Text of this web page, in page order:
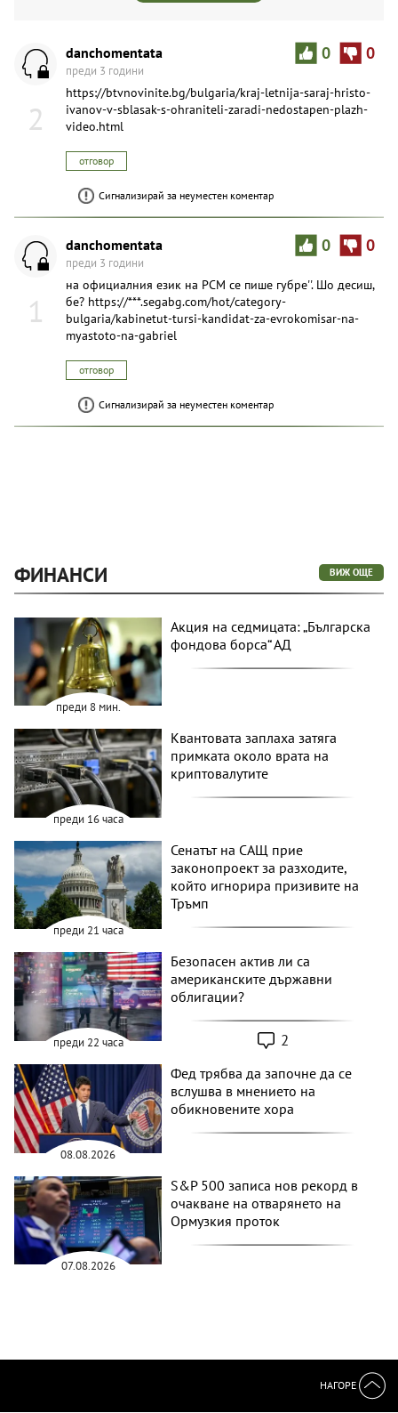
2
0 0
danchomentata
преди 3 години
https://btvnovinite.bg/bulgaria/kraj-letnija-saraj-hristo-
ivanov-v-sblasak-s-ohraniteli-zaradi-nedostapen-plazh-
video.html
отговор
Сигнализирай за неуместен коментар
1
0 0
danchomentata
преди 3 години
на официалния език на РСМ се пише губре''. Шо десиш,
бе? https://***.segabg.com/hot/category-
bulgaria/kabinetut-tursi-kandidat-za-evrokomisar-na-
myastoto-na-gabriel
отговор
Сигнализирай за неуместен коментар
ФИНАНСИ ВИЖ ОЩЕ
преди 8 мин.
Акция на седмицата: „Българска
фондова борса“ АД
преди 16 часа
Квантовата заплаха затяга
примката около врата на
криптовалутите
преди 21 часа
Сенатът на САЩ прие
законопроект за разходите,
който игнорира призивите на
Тръмп
преди 22 часа
Безопасен актив ли са
американските държавни
облигации?
2
08.08.2026
Фед трябва да започне да се
вслушва в мнението на
обикновените хора
07.08.2026
S&P 500 записа нов рекорд в
очакване на отварянето на
Ормузкия проток
НАГОРЕ